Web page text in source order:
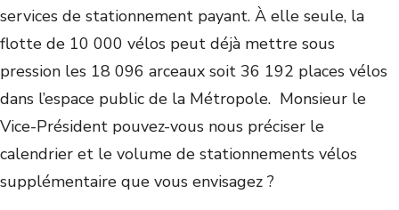
services de stationnement payant. À elle seule, la
flotte de 10 000 vélos peut déjà mettre sous
pression les 18 096 arceaux soit 36 192 places vélos
dans l’espace public de la Métropole. Monsieur le
Vice-Président pouvez-vous nous préciser le
calendrier et le volume de stationnements vélos
supplémentaire que vous envisagez ?